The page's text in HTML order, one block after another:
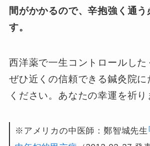
間がかかるので、辛抱強く通う
す。
西洋薬で一生コントロールした
ぜひ近くの信頼できる鍼灸院に
ください。あなたの幸運を祈り
※アメリカの中医師：鄭智城先生